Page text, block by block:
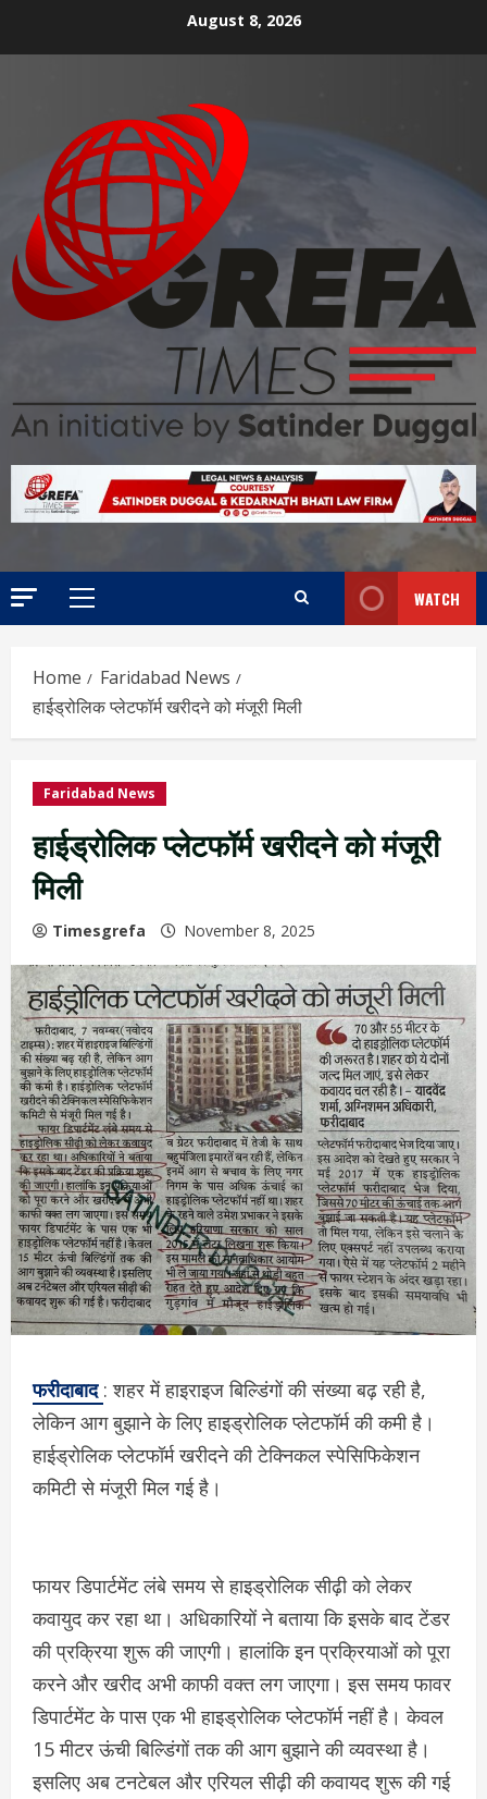
August 8, 2026
WATCH
Home
Faridabad News
हाईड्रोलिक प्लेटफॉर्म खरीदने को मंजूरी मिली
Faridabad News
हाईड्रोलिक प्लेटफॉर्म खरीदने को मंजूरी
मिली
Timesgrefa November 8, 2025
फरीदाबाद : शहर में हाइराइज बिल्डिंगों की संख्या बढ़ रही है,
लेकिन आग बुझाने के लिए हाइड्रोलिक प्लेटफॉर्म की कमी है।
हाईड्रोलिक प्लेटफॉर्म खरीदने की टेक्निकल स्पेसिफिकेशन
कमिटी से मंजूरी मिल गई है।
फायर डिपार्टमेंट लंबे समय से हाइड्रोलिक सीढ़ी को लेकर
कवायुद कर रहा था। अधिकारियों ने बताया कि इसके बाद टेंडर
की प्रक्रिया शुरू की जाएगी। हालांकि इन प्रक्रियाओं को पूरा
करने और खरीद अभी काफी वक्त लग जाएगा। इस समय फावर
डिपार्टमेंट के पास एक भी हाइड्रोलिक प्लेटफॉर्म नहीं है। केवल
15 मीटर ऊंची बिल्डिंगों तक की आग बुझाने की व्यवस्था है।
इसलिए अब टनटेबल और एरियल सीढ़ी की कवायद शुरू की गई